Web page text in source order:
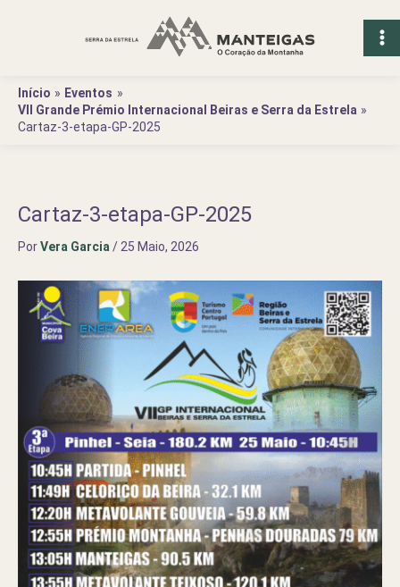
Início
Eventos
VII Grande Prémio Internacional Beiras e Serra da Estrela
Cartaz-3-etapa-GP-2025
Cartaz-3-etapa-GP-2025
PorVera Garcia / 25 Maio, 2026